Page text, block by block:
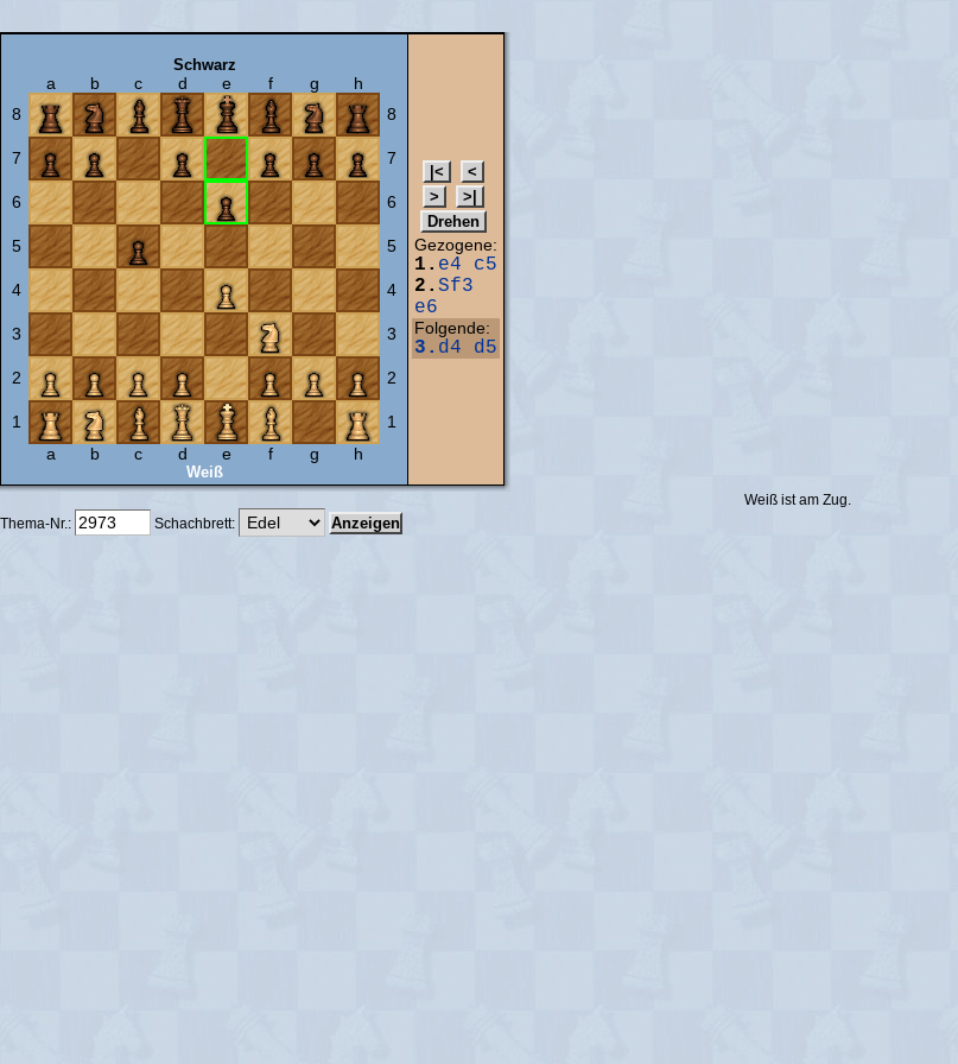
Schwarz
a b c d e f g
h
8
8
7 7
6 6
5 5
4 4
3 3
2 2
1
1
a
b c d e f g h
Weiß
Gezogene:
1. e4
c5
2. Sf3
e6
Folgende:
3. d4 d5
Weiß ist am Zug.
Thema-Nr.:
Schachbrett: